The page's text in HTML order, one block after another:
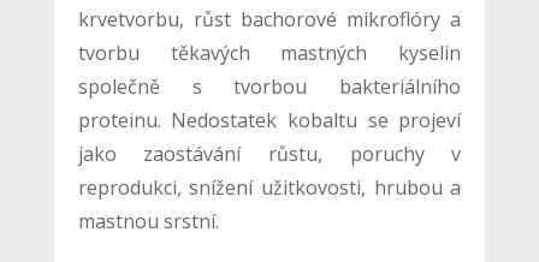
krvetvorbu, růst bachorové mikroflóry a
tvorbu těkavých mastných kyselin
společně s tvorbou bakteriálního
proteinu. Nedostatek kobaltu se projeví
jako zaostávání růstu, poruchy v
reprodukci, snížení užitkovosti, hrubou a
mastnou srstní.